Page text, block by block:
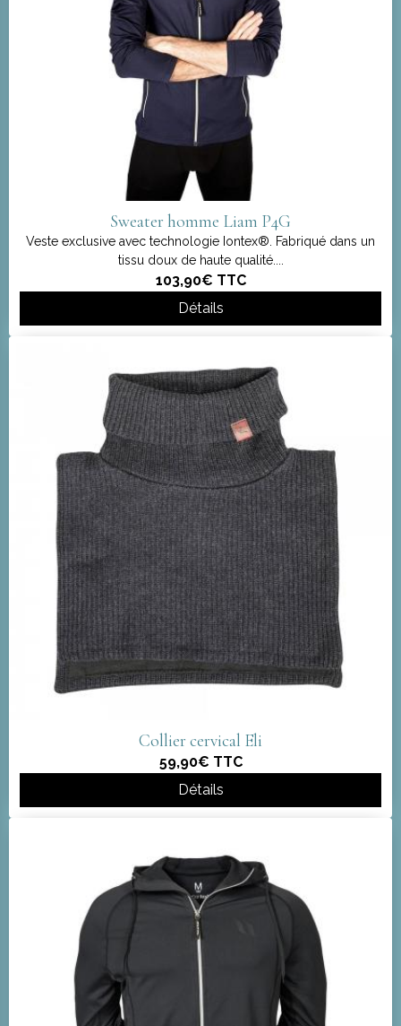
Sweater homme Liam P4G
Veste exclusive avec technologie Iontex®. Fabriqué dans un
tissu doux de haute qualité....
103,90€ TTC
Détails
Collier cervical Eli
59,90€ TTC
Détails